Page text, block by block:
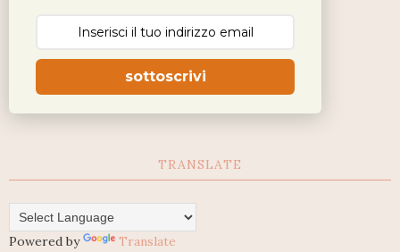
sottoscrivi
TRANSLATE
Powered by Translate